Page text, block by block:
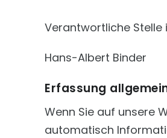
Verantwortliche Stelle
Hans-Albert Binder
Erfassung
Wenn Sie auf unsere
automatisch